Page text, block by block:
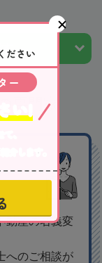
専門家
動産の名義変
へのご相談が
ださい
ー
、
紹介します。